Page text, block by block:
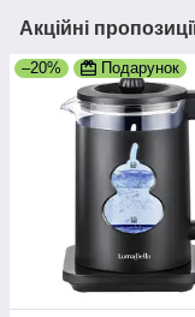
Акційні
–20% Подарунок